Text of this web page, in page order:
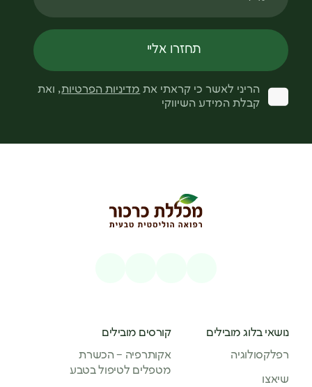
תחזרו אליי
הריני לאשר כי קראתי את מדיניות הפרטיות, ואת
קבלת המידע השיווקי
נושאי בלוג מובילים
רפלקסולוגיה
שיאצו
קורסים מובילים
אקותרפיה – הכשרת
מטפלים לטיפול בטבע